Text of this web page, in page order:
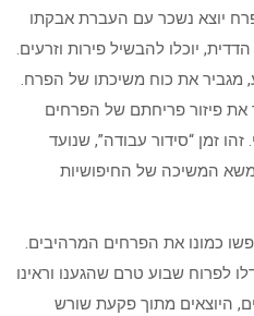
יוצא נשכר עם העברת אבקתו
יוכלו להבשיל פירות וזרעים.
את כוח משיכתו של הפרח.
את פיזור פריחתם של הפרחים
זמן “סידור עבודה”, שנועד
המשיכה של החיפושיות
כמונו את הפרחים המרהיבים.
לפרוח שבוע טרם שהגענו וראינו
היוצאים מתוך פקעת שורש